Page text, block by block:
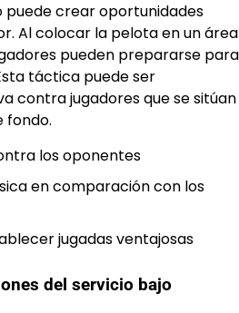
puede crear oportunidades
Al colocar la pelota en un área
pueden prepararse para
táctica puede ser
contra jugadores que se sitúan
fondo.
los oponentes
en comparación con los
jugadas ventajosas
del servicio bajo